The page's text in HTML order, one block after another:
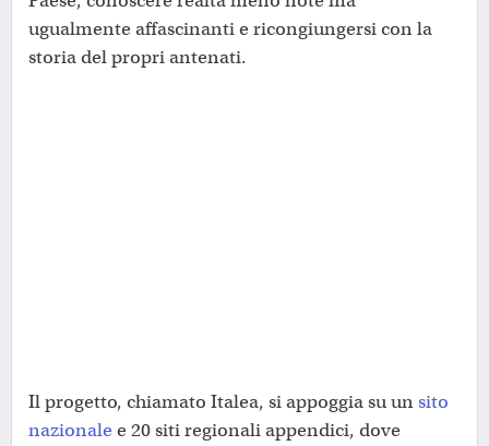
ugualmente affascinanti e ricongiungersi con la
storia del propri antenati.
Il progetto, chiamato Italea, si appoggia su unsito
nazionale e 20 siti regionali appendici, dove